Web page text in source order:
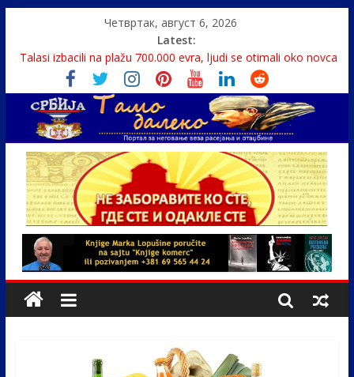
Четвртак, август 6, 2026
Latest:
Talasi izbacili na plažu 700.000 evra, ljudi se otimali oko novca
Srbin zaspao na Dunavu, reka ga odnela u Rumuniju
Politika i seks glavne teme srpskih medija
U Srbiji pola miliona migranata, 100 000 stranaca se zaposlilo
Monasi spasili dete sa litice visoke 15 metara